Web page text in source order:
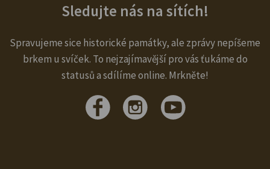
Sledujte nás na sítích!
Spravujeme sice historické památky, ale zprávy nepíšeme
brkem u svíček. To nejzajímavější pro vás ťukáme do
statusů a sdílíme online. Mrkněte!